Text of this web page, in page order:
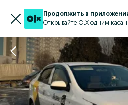
Продолжить в
Открывайте OLX одним